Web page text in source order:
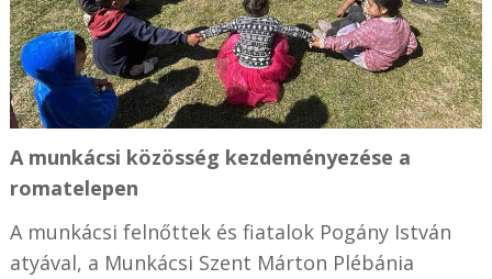
A munkácsi közösség kezdeményezése a
romatelepen
A munkácsi felnőttek és fiatalok Pogány István
atyával, a Munkácsi Szent Márton Plébánia